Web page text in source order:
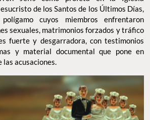
de los Santos de los Últimos Días,
cuyos miembros enfrentaron
sexuales, matrimonios forzados y tráfico
fuerte y desgarradora, con testimonios
y material documental que pone en
acusaciones.